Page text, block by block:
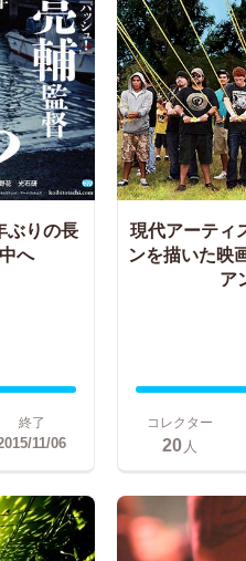
ぶりの長
へ
終了
11/06
現代アーティ
ンを描いた映
ア
コレクター
20人